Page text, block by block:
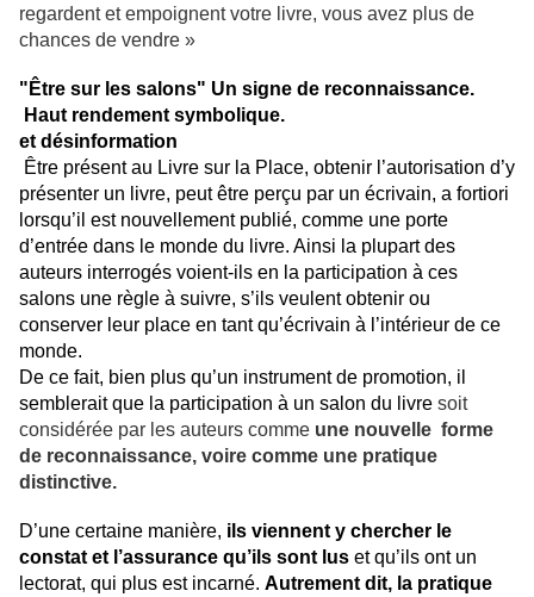
regardent et empoignent votre livre, vous avez plus de
chances de vendre »
"Être sur les salons" Un signe de reconnaissance.
Haut rendement symbolique.
et désinformation
Être présent au Livre sur la Place, obtenir l’autorisation d’y
présenter un livre, peut être perçu par un écrivain, a fortiori
lorsqu’il est nouvellement publié, comme une porte
d’entrée dans le monde du livre. Ainsi la plupart des
auteurs interrogés voient-ils en la participation à ces
salons une règle à suivre, s’ils veulent obtenir ou
conserver leur place en tant qu’écrivain à l’intérieur de ce
monde.
De ce fait, bien plus qu’un instrument de promotion, il
semblerait que la participation à un salon du livre soit
considérée par les auteurs comme une nouvelle forme
de reconnaissance, voire comme une pratique
distinctive.
D’une certaine manière, ils viennent y chercher le
constat et l’assurance qu’ils sont lus et qu’ils ont un
lectorat, qui plus est incarné. Autrement dit, la pratique